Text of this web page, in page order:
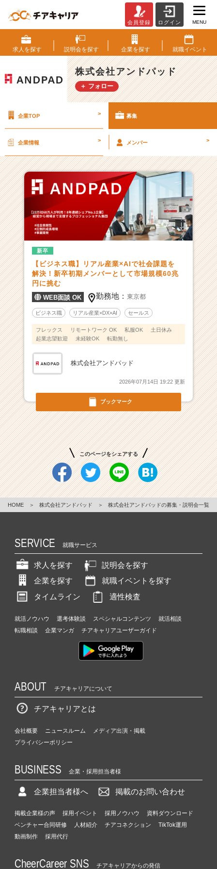
式
会
社
ア
ン
ド
の
求
人
覧
【2
6
社
万
が
利
用！
連
続
ェ
o.
企
か
ら
現
で
る
プ
ロ
フ
ェ
ッ
ョ
ナ
集
団
ン
チ
ャ
成
か
ら
ス
ウ
ト
就
会員登録 ログイン MENU
求人を探す 説明会を探す 企業を探す 就職イベント
株式会社アンドパッド
＋ フォロー
企業TOP > 募集
企業情報 > メンバー >
ブックマーク
新卒
【ビジネス職】リアル産業×AIで社会課題を
解決！新卒初期メンバーとして市場規模60兆
円に挑む
WEB面談 OK 勤務地：東京都
ビジネス職 リアル産業×DX×AI セールス
フレックス リモートワーク OK 私服OK
土日休み
起業志望歓迎
未経験OK 転勤無し
株式会社アンドパッド
2026年07月14日 19:22 更新
このページをシェアする
HOME ＞ 株式会社アンドパッド ＞ 株式会社アンドパッドの募集・説明会一覧
SERVICE 就職サービス
求人を探す
説明会を探す
企業を探す
就職イベントを探す
タイムライン
適性検査
就活ノウハウ 選考体験談 スペシャルコンテンツ
就活相談
転職相談
企業マンガ チアキャリアユーザーガイド
ABOUT チアキャリアについて
チアキャリアとは
会社概要 ニュースルーム
メディア出演・掲載
プライバシーポリシー
BUSINESS 企業・採用担当者様
企業担当者様へ 掲載のお問い合わせ
掲載企業様の声 採用イベント 採用ノウハウ
資料ダウンロード
ベンチャー合同研修
人材紹介 チアコネクション
TikTok運用
動画制作
採用代行
CheerCareer SNS チアキャリアからの発信